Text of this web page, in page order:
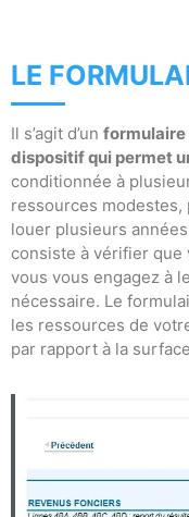
LE
Il s’agit d’un formulaire
dispositif qui permet
conditionnée à
ressources
louer plusieurs
consiste à vérifier
vous vous engagez à
nécessaire. Le
les ressources de
par rapport à la